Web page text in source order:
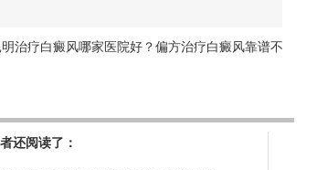
明治疗白癜风哪家医院好？偏方治疗白癜风靠谱不
还阅读了：